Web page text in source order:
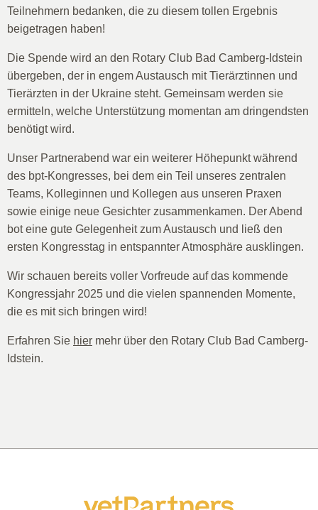
Teilnehmern bedanken, die zu diesem tollen Ergebnis
beigetragen haben!
Die Spende wird an den Rotary Club Bad Camberg-Idstein
übergeben, der in engem Austausch mit Tierärztinnen und
Tierärzten in der Ukraine steht. Gemeinsam werden sie
ermitteln, welche Unterstützung momentan am dringendsten
benötigt wird.
Unser Partnerabend war ein weiterer Höhepunkt während
des bpt-Kongresses, bei dem ein Teil unseres zentralen
Teams, Kolleginnen und Kollegen aus unseren Praxen
sowie einige neue Gesichter zusammenkamen. Der Abend
bot eine gute Gelegenheit zum Austausch und ließ den
ersten Kongresstag in entspannter Atmosphäre ausklingen.
Wir schauen bereits voller Vorfreude auf das kommende
Kongressjahr 2025 und die vielen spannenden Momente,
die es mit sich bringen wird!
Erfahren Sie hier mehr über den Rotary Club Bad Camberg-
Idstein.